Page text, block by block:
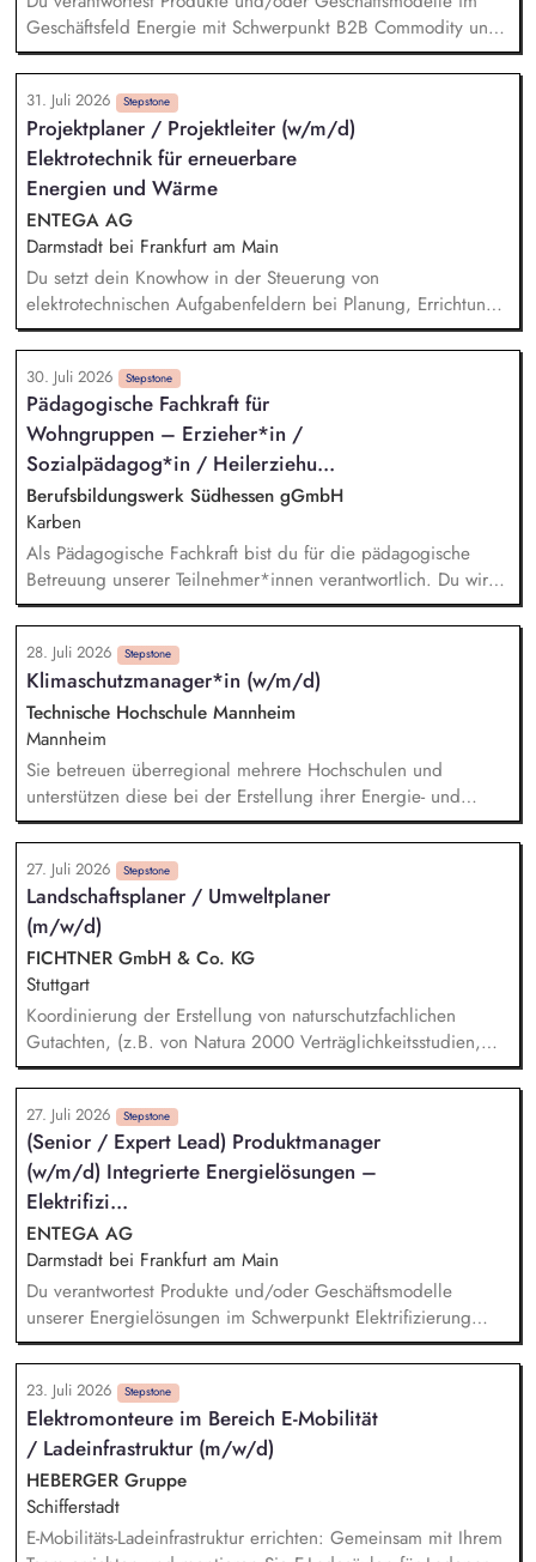
Geschäftsfeld Energie mit Schwerpunkt B2B Commodity und
neue Marktmodelle und entwickelst sie von der
Marktanforderung bis zur Einführung und Skalierung weiter.
Du steuerst den wirtschaftlichen und marktseitigen Erfolg
deiner Strom- und Erdgasprodukte anhand relevanter
Kennzahlen wie Umsatz, Ergebnisbeitrag und
Kundenakzeptanz und leitest daraus Maßnahmen ab. Du
analysierst Markt-, Kunden- und Technologietrends –
beispielsweise rund um Energy Sharing, PPAs, Flexibilitäten
oder neue Vermarktungsmodelle - sowie regulatorische und
energiewirtschaftliche Entwicklungen und übersetzt sie in
Produktstrategien, Business Cases und Roadmaps.
31. Juli 2026 Stepstone
Projektplaner / Projektleiter (w/m/d)
Elektrotechnik für erneuerbare
Energien und Wärme
ENTEGA AG
Darmstadt bei Frankfurt am Main
Du setzt dein Knowhow in der Steuerung von
elektrotechnischen Aufgabenfeldern bei Planung, Errichtung
und Betrieb (Wind und PEE-Wärme) sowie der elektrischen
Anbindung ein. Bei der wirtschaftlichen Bewertung von
Projekten im Rahmen der Projektentwicklung setzen wir auf
deine Unterstützung. Die Beurteilung der von den
Anlagenlieferanten angebotenen elektrischen
Anlagenkonstellationen und Entwicklungen der Konzeption
zur elektrischen Netzanbindung wird von dir begleitet. Du
übernimmst die Steuerung der Ausschreibungen sowie die
Verhandlungen der Netzanbindungen.
30. Juli 2026 Stepstone
Pädagogische Fachkraft für
Wohngruppen – Erzieher*in /
Sozialpädagog*in / Heilerziehu...
Berufsbildungswerk Südhessen gGmbH
Karben
Als Pädagogische Fachkraft bist du für die pädagogische
Betreuung unserer Teilnehmer*innen verantwortlich. Du wirkst
mit an einer individuellen Förderplanung in Kooperation mit
Ausbilder*innen, Sozialpädagog*innen, Psycholog*innen,
Lehrer*innen sowie den Teilnehmer*innen. Auch die
Durchführung individueller Fördermaßnahmen im
lebenspraktischen Bereich und der allgemeinen
Persönlichkeitsentwicklung gehört zu deinen Aufgaben.
Darüber hinaus berätst und unterstützt du die
Teilnehmer*innen in Krisensituationen. Du führst neben
Gruppenaktivitäten auch Freizeitangebote durch.
28. Juli 2026 Stepstone
Klimaschutzmanager*in (w/m/d)
Technische Hochschule Mannheim
Mannheim
Sie betreuen überregional mehrere Hochschulen und
unterstützen diese bei der Erstellung ihrer Energie- und
Klimaschutzkonzepte. Sie wirken in den Energiezirkeln der zu
betreuenden Hochschulen mit und unterstützen konzeptionell
sowie fachlich. Sie stellen insbesondere für
baulich/technische Maßnahmen an Gebäuden die
Schnittstelle zum Gebäudeeigentümer dar und erarbeiten im
Team einen standortbezogenen Maßnahmenkatalog. Sie
unterstützen die zu betreuenden Hochschulen bei der
Bearbeitung von Projekten zum Klimaschutz. Sie sind Teil
eines landesweiten Netzwerks und entwickeln gemeinsam
Konzepte für den Klimaschutz an Hochschulen, initiieren die
Umsetzungsprozesse mit anderen Landeseinrichtungen und
etablieren ein Fortschritts-Monitoring.
27. Juli 2026 Stepstone
Landschaftsplaner / Umweltplaner
(m/w/d)
FICHTNER GmbH & Co. KG
Stuttgart
Koordinierung der Erstellung von naturschutzfachlichen
Gutachten, (z.B. von Natura 2000 Verträglichkeitsstudien,
Artenschutzberichten, UVS und LBP) in einem
interdisziplinären Team aus Umweltgutachtern und
technischen Planern Vorbereitung und Durchführung von
Abstimmungsterminen mit Naturschutz- und Umweltbehörden
Steuerung von Fachgutachtern und Qualitätssicherung der
naturschutzfachlichen Antragsunterlagen Begleitung von
Genehmigungsverfahren in naturschutzfachlichen
Fragestellungen Auswertung und Koordination der
Beantwortung von naturschutzfachlichen Einwendungen aus
dem Genehmigungsverfahren
27. Juli 2026 Stepstone
(Senior / Expert Lead) Produktmanager
(w/m/d) Integrierte Energielösungen –
Elektrifizi...
ENTEGA AG
Darmstadt bei Frankfurt am Main
Du verantwortest Produkte und/oder Geschäftsmodelle
unserer Energielösungen im Schwerpunkt Elektrifizierung
oder Wärmetransformation und entwickelst sie von der
Marktanforderung bis zur Einführung und Skalierung weiter.
Du steuerst den wirtschaftlichen und marktseitigen Erfolg
deiner Produkte anhand relevanter Kennzahlen wie Umsatz,
Ergebnisbeitrag und Kundenakzeptanz und leitest daraus
Maßnahmen ab. Du analysierst Kundenbedürfnisse,
Marktpotenziale, Wettbewerbsstrategien sowie technische und
energiewirtschaftliche Entwicklungen und übersetzt sie in
Produktstrategien, Business Cases und Roadmaps.
23. Juli 2026 Stepstone
Elektromonteure im Bereich E-Mobilität
/ Ladeinfrastruktur (m/w/d)
HEBERGER Gruppe
Schifferstadt
E-Mobilitäts-Ladeinfrastruktur errichten: Gemeinsam mit Ihrem